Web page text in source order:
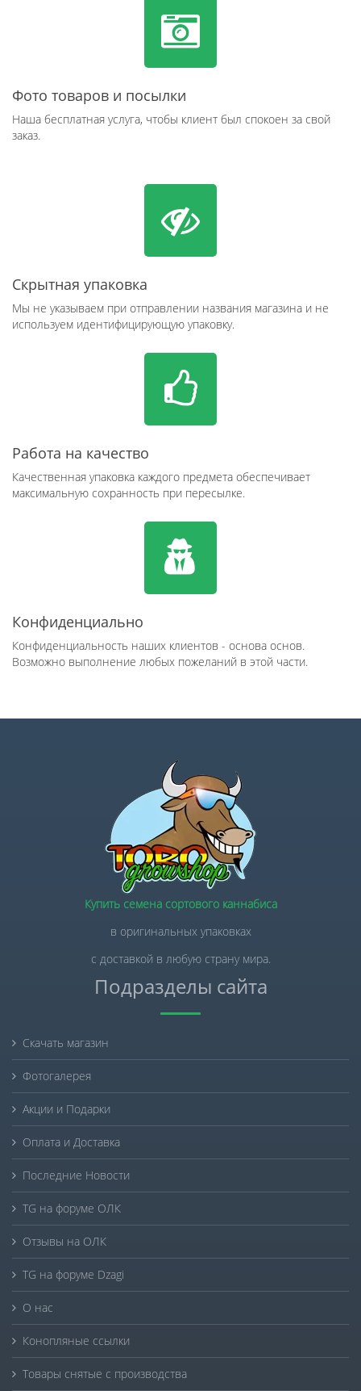
Фото товаров и посылки
Наша бесплатная услуга, чтобы клиент был спокоен за свой
заказ.
Скрытная упаковка
Мы не указываем при отправлении названия магазина и не
используем идентифицирующую упаковку.
Работа на качество
Качественная упаковка каждого предмета обеспечивает
максимальную сохранность при пересылке.
Конфиденциально
Конфиденциальность наших клиентов - основа основ.
Возможно выполнение любых пожеланий в этой части.
Купить семена сортового каннабиса
в оригинальных упаковках
с доставкой в любую страну мира.
Подразделы сайта
Скачать магазин
Фотогалерея
Акции и Подарки
Оплата и Доставка
Последние Новости
TG на форуме ОЛК
Отзывы на ОЛК
TG на форуме Dzagi
О нас
Конопляные ссылки
Товары снятые с производства